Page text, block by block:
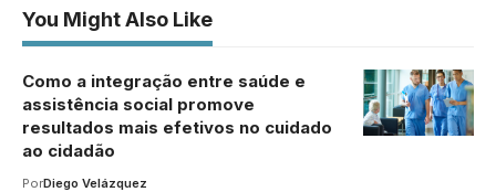
You Might Also Like
Como a integração entre saúde e
assistência social promove
resultados mais efetivos no cuidado
ao cidadão
PorDiego Velázquez